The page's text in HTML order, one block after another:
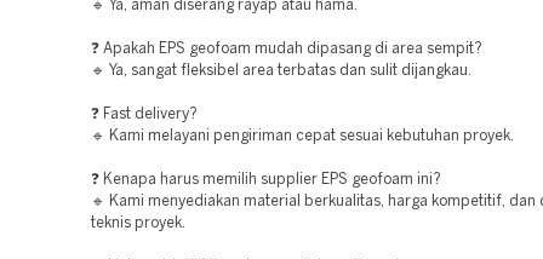
🔹 Ya, aman diserang rayap atau hama.
❓ Apakah EPS geofoam mudah dipasang di area sempit?
🔹 Ya, sangat fleksibel area terbatas dan sulit dijangkau.
❓ Fast delivery?
🔹 Kami melayani pengiriman cepat sesuai kebutuhan proyek.
❓ Kenapa harus memilih supplier EPS geofoam ini?
🔹 Kami menyediakan material berkualitas, harga kompetitif, dan
teknis proyek.